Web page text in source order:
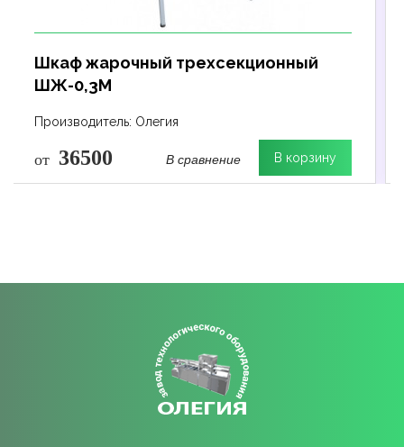
Шкаф жарочный трехсекционный
ШЖ-0,3М
Производитель: Олегия
от 36500 В корзину
В сравнение